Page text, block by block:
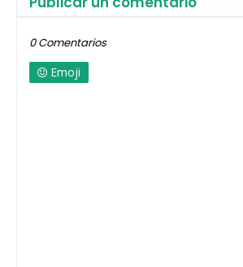
0 Comentarios
Emoji